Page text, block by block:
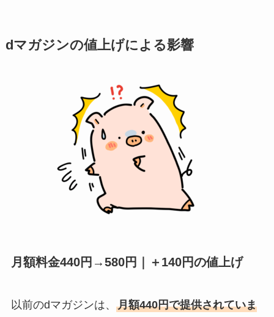
dマガジンの値上げによる影響
月額料金440円→580円｜＋140円の値上げ
以前のdマガジンは、 月額440円で提供されていま